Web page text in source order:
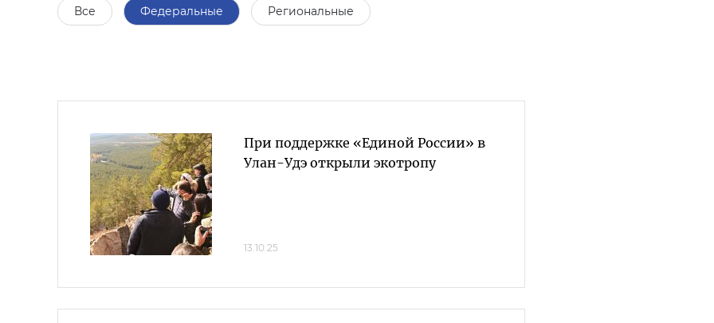
Все Федеральные Региональные
При поддержке «Единой России» в
Улан-Удэ открыли экотропу
13.10.25